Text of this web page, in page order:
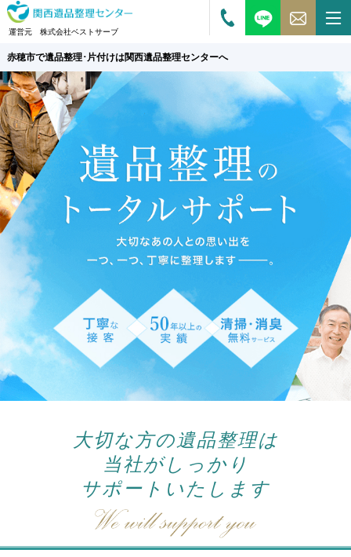
運営元 株式会社ベストサーブ
赤穂市で遺品整理･片付けは関西遺品整理センターへ
大切な方の遺品整理は
当社がしっかり
サポートいたします